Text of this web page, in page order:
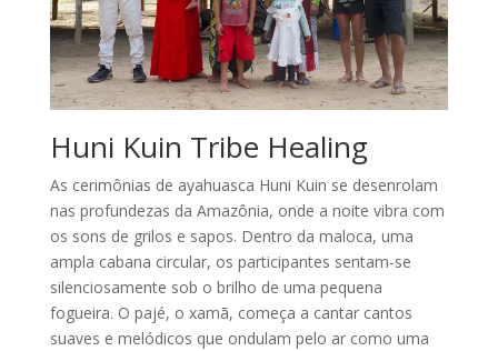
Huni Kuin Tribe Healing
As cerimônias de ayahuasca Huni Kuin se desenrolam
nas profundezas da Amazônia, onde a noite vibra com
os sons de grilos e sapos. Dentro da maloca, uma
ampla cabana circular, os participantes sentam-se
silenciosamente sob o brilho de uma pequena
fogueira. O pajé, o xamã, começa a cantar cantos
suaves e melódicos que ondulam pelo ar como uma